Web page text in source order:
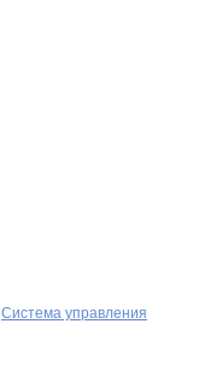
Система управления